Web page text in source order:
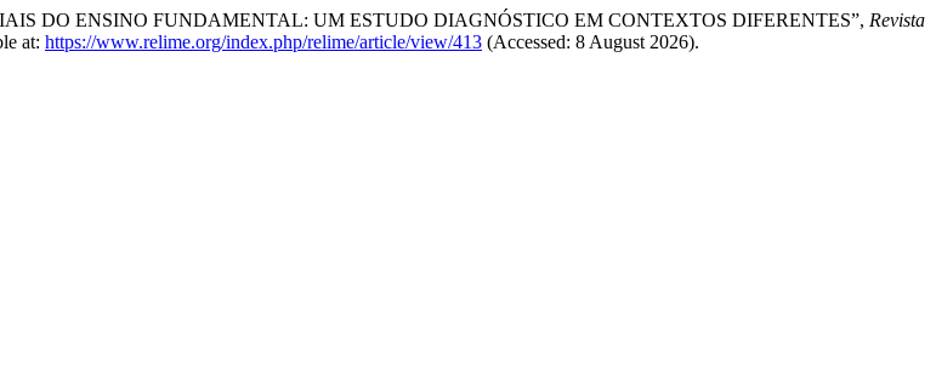
DO ENSINO FUNDAMENTAL: UM ESTUDO DIAGNÓSTICO EM CONTEXTOS DIFERENTES”, Revista
at: https://www.relime.org/index.php/relime/article/view/413 (Accessed: 8 August 2026).